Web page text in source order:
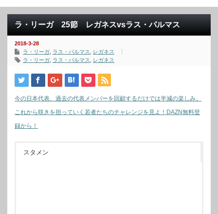
ラ・リーガ 25節 レガネスvsラス・パルマス
2018-3-28
ラ・リーガ ラス・パルマス
レガネス
ラ・リーガ ラス・パルマス レガネス
今の日本代表、過去の代表メンバーを回顧するだけでは半減の楽しみ。
これから咲きを担っていく若者たちのチャレンジを見よ！DAZN無料登
録から！
スタメン